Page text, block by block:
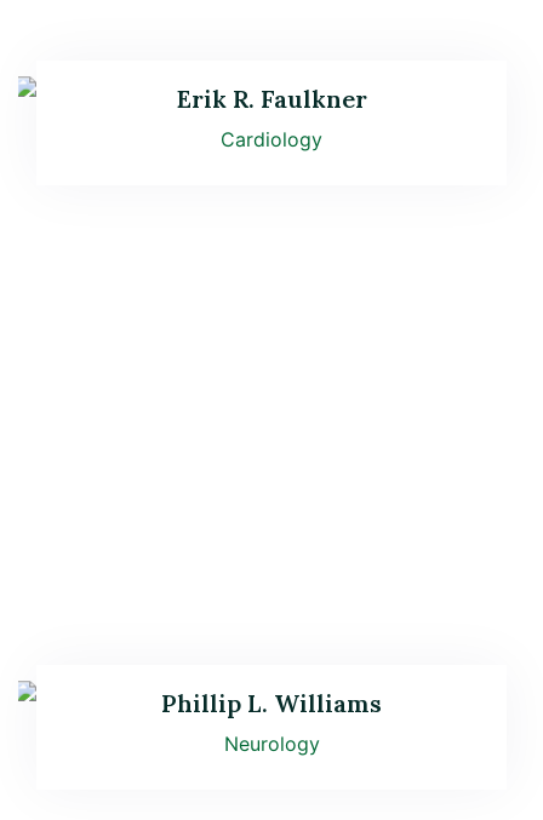
Erik R. Faulkner
Cardiology
Phillip L. Williams
Neurology